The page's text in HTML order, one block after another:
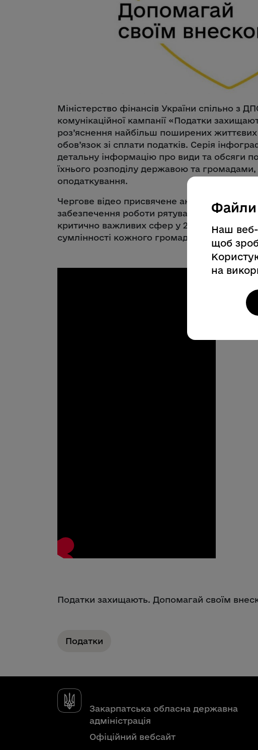
Міністерство фінансів України спільно з
комунікаційної кампанії «Податки
роз’яснення найбільш поширених
обов’язок зі сплати податків. Серія
детальну інформацію про види та обсяги
їхнього розподілу державою та
оподаткування.
Чергове відео присвячене аналізу
забезпечення роботи рятувальників. Обсяг
критично важливих сфер у 2026 році
сумлінності кожного громадянина.
Податки захищають. Допомагай своїм
Податки
Закарпатська обласна державна
адміністрація
Офіційний вебсайт
Наш веб-
щоб
на